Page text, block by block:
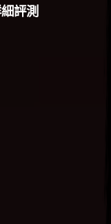
評測